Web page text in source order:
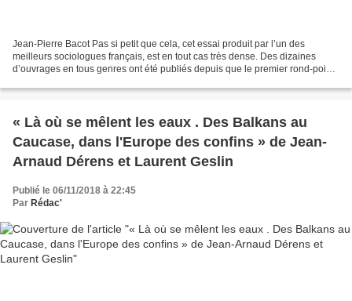
Jean-Pierre Bacot Pas si petit que cela, cet essai produit par l’un des
meilleurs sociologues français, est en tout cas très dense. Des dizaines
d’ouvrages en tous genres ont été publiés depuis que le premier rond-point
« Là où se mêlent les eaux . Des Balkans au
Caucase, dans l'Europe des confins » de Jean-
Arnaud Dérens et Laurent Geslin
Publié le 06/11/2018 à 22:45
Par Rédac'